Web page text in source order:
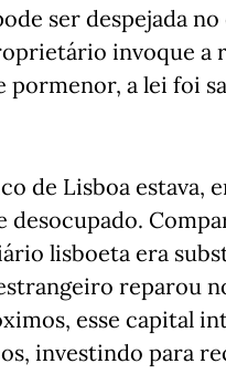
ser despejada
invoque a
pormenor, a lei foi
de Lisboa estava,
desocupado.
lisboeta era
reparou
esse capital
investindo para